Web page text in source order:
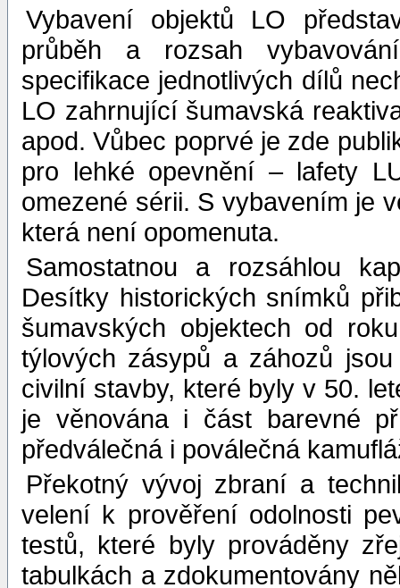
Vybavení objektů LO
průběh a rozsah
specifikace jednotlivých dílů
LO zahrnující šumavská
apod. Vůbec poprvé je zde
pro lehké opevnění – lafety
omezené sérii. S vybavením je
která není opomenuta.
Samostatnou a rozsáhlou
Desítky historických snímků
šumavských objektech od
týlových zásypů a záhozů
civilní stavby, které byly v 50.
je věnována i část barevné
předválečná i poválečná
Překotný vývoj zbraní a
velení k prověření odolnosti
testů, které byly prováděny
tabulkách a zdokumentovány